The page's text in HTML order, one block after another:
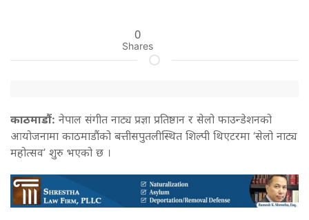
0
Shares
काठमाडौं: नेपाल संगीत नाट्य प्रज्ञा प्रतिष्ठान र सेलो फाउन्डेशनको
आयोजनामा काठमाडौंको बत्तीसपुतलीस्थित शिल्पी थिएटरमा ‘सेलो नाट्य
महोत्सव’ शुरु भएको छ ।